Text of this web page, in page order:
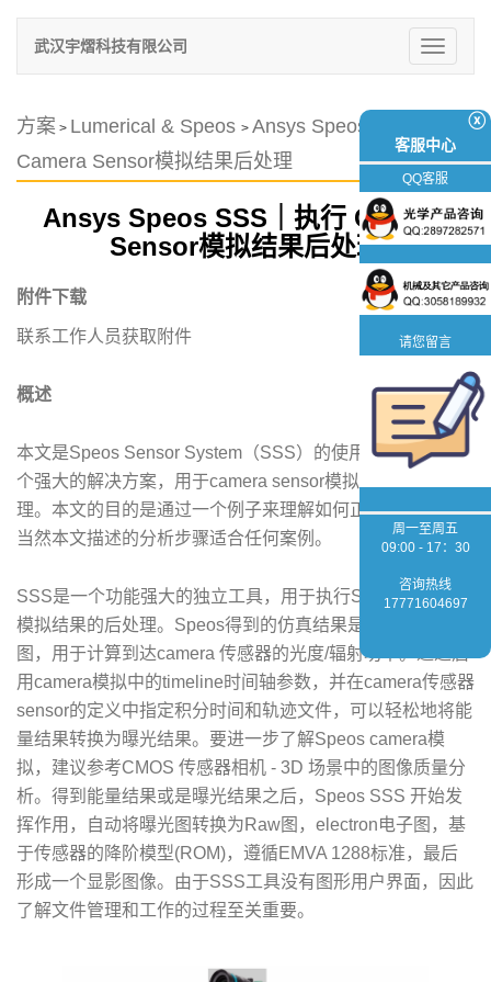
切
换
武汉宇熠科技有限公司
方案 > Lumerical & Speos > Ansys Speos SSS｜执行
Camera Sensor模拟结果后处理
Ansys Speos SSS｜执行 Camera
Sensor模拟结果后处理
附件下载
联系工作人员获取附件
概述
本文是Speos Sensor System（SSS）的使用指南，这是一
个强大的解决方案，用于camera sensor模拟结果的后处
理。本文的目的是通过一个例子来理解如何正确使用SSS。
当然本文描述的分析步骤适合任何案例。
SSS是一个功能强大的独立工具，用于执行Speos camera
模拟结果的后处理。Speos得到的仿真结果是照度/辐照度
图，用于计算到达camera 传感器的光度/辐射功率。通过启
用camera模拟中的timeline时间轴参数，并在camera传感器
sensor的定义中指定积分时间和轨迹文件，可以轻松地将能
量结果转换为曝光结果。要进一步了解Speos camera模
拟，建议参考CMOS 传感器相机 - 3D 场景中的图像质量分
析。得到能量结果或是曝光结果之后，Speos SSS 开始发
挥作用，自动将曝光图转换为Raw图，electron电子图，基
于传感器的降阶模型(ROM)，遵循EMVA 1288标准，最后
形成一个显影图像。由于SSS工具没有图形用户界面，因此
了解文件管理和工作的过程至关重要。
ⓧ
客服中心
QQ客服
请您留言
周一至周五
09:00 - 17：30
咨询热线
17771604697